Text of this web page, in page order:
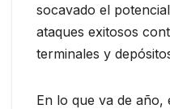
socavado el
ataques exitosos
terminales y
En lo que va de año,